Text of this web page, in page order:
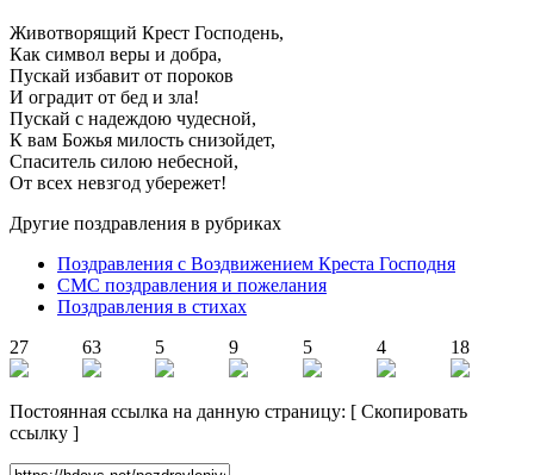
Животворящий Крест Господень,
Как символ веры и добра,
Пускай избавит от пороков
И оградит от бед и зла!
Пускай с надеждою чудесной,
К вам Божья милость снизойдет,
Спаситель силою небесной,
От всех невзгод убережет!
Другие поздравления в рубриках
Поздравления с Воздвижением Креста Господня
СМС поздравления и пожелания
Поздравления в стихах
27
63 5 9 5 4 18
Постоянная ссылка на данную страницу: [ Скопировать
ссылку ]